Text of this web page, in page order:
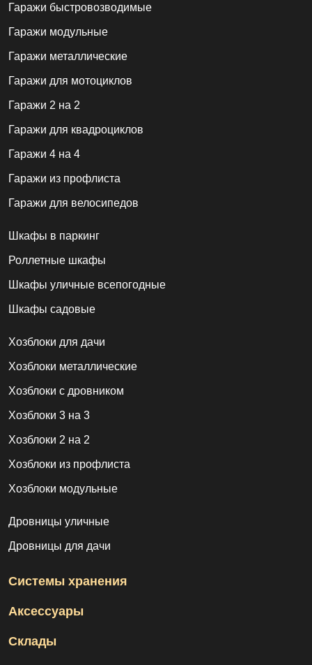
Гаражи быстровозводимые
Гаражи модульные
Гаражи металлические
Гаражи для мотоциклов
Гаражи 2 на 2
Гаражи для квадроциклов
Гаражи 4 на 4
Гаражи из профлиста
Гаражи для велосипедов
Шкафы в паркинг
Роллетные шкафы
Шкафы уличные всепогодные
Шкафы садовые
Хозблоки для дачи
Хозблоки металлические
Хозблоки с дровником
Хозблоки 3 на 3
Хозблоки 2 на 2
Хозблоки из профлиста
Хозблоки модульные
Дровницы уличные
Дровницы для дачи
Системы хранения
Аксессуары
Склады